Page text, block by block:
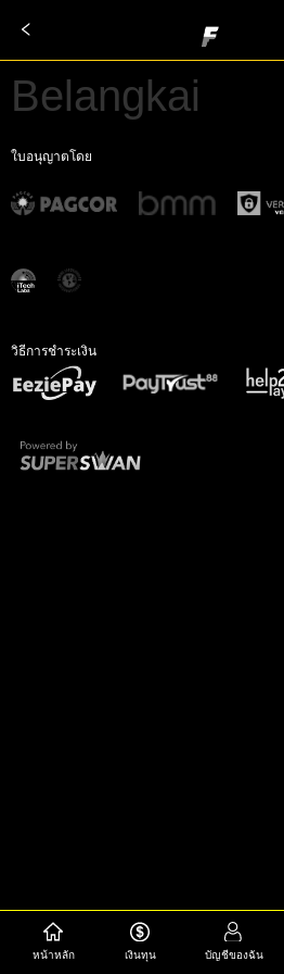
หน้าหลัก เงินทุน บัญชีของฉัน
Belangkai
ใบอนุญาตโดย
วิธีการชำระเงิน